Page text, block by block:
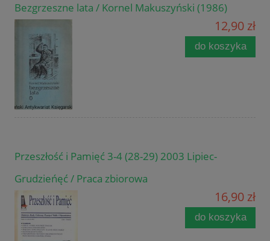
Bezgrzeszne lata / Kornel Makuszyński (1986)
12,90 zł
do koszyka
Przeszłość i Pamięć 3-4 (28-29) 2003 Lipiec-
Grudzieńęć / Praca zbiorowa
16,90 zł
do koszyka